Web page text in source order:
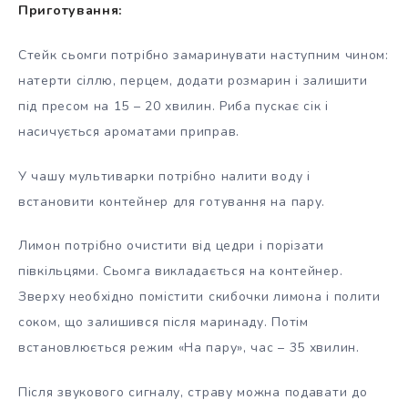
Приготування:
Стейк сьомги потрібно замаринувати наступним чином:
натерти сіллю, перцем, додати розмарин і залишити
під пресом на 15 – 20 хвилин. Риба пускає сік і
насичується ароматами приправ.
У чашу мультиварки потрібно налити воду і
встановити контейнер для готування на пару.
Лимон потрібно очистити від цедри і порізати
півкільцями. Сьомга викладається на контейнер.
Зверху необхідно помістити скибочки лимона і полити
соком, що залишився після маринаду. Потім
встановлюється режим «На пару», час – 35 хвилин.
Після звукового сигналу, страву можна подавати до